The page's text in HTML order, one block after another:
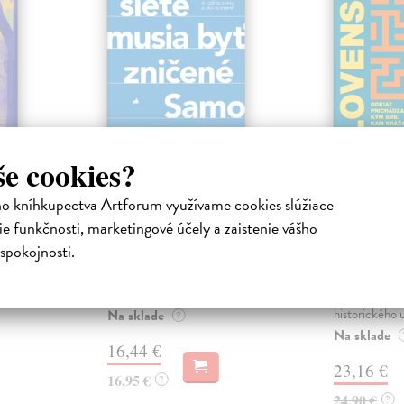
cookies?
kníhkupectva Artforum využívame cookies slúžiace
funkčnosti, marketingové účely a zaistenie vášho
o
nejisté
Sociálne siete musia
byť zničené
Marec Samo| Kniha
Sociálne siete nám ubližujú ako
Na sklade ?
16,44 €
16,95 € ?
sme.
publikácia
historického
Na sklade
23,16 €
24,90 € ?